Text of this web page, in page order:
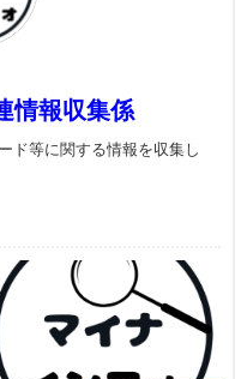
情報収集係
ド等に関する情報を収集し